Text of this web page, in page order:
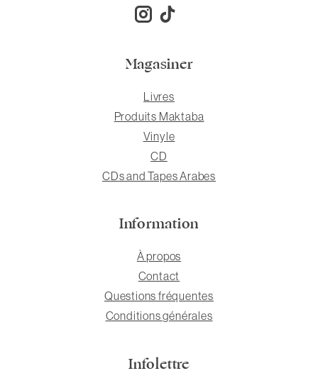
Magasiner
Livres
Produits Maktaba
Vinyle
CD
CDs and Tapes Arabes
Information
À propos
Contact
Questions fréquentes
Conditions générales
Infolettre